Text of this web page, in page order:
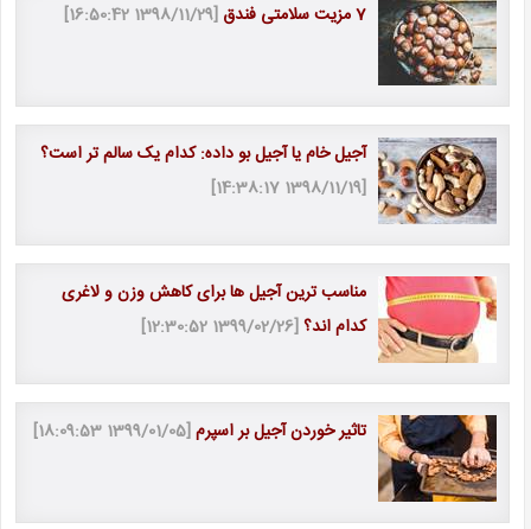
7 مزیت سلامتی فندق [1398/11/29 16:50:42]
آجیل خام یا آجیل بو داده: کدام یک سالم تر است؟
[1398/11/19 14:38:17]
مناسب ترین آجیل ها برای کاهش وزن و لاغری
کدام اند؟[1399/02/26 12:30:52]
تاثیر خوردن آجیل بر اسپرم[1399/01/05 18:09:53]